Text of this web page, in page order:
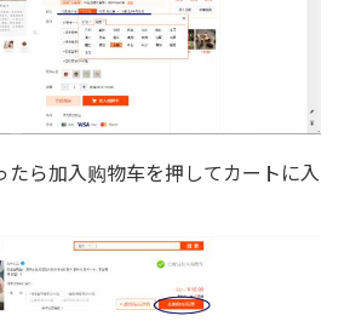
たら加入购物车を押してカートに入